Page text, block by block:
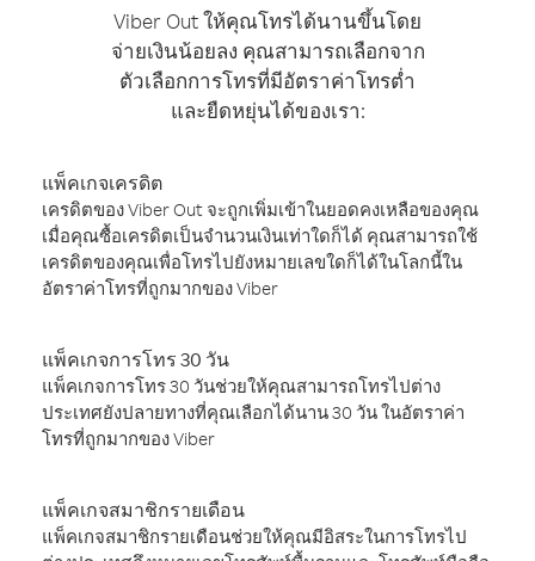
Viber Out ให้คุณโทรได้นานขึ้นโดย
จ่ายเงินน้อยลง คุณสามารถเลือกจาก
ตัวเลือกการโทรที่มีอัตราค่าโทรต่ำ
และยืดหยุ่นได้ของเรา:
แพ็คเกจเครดิต
เครดิตของ Viber Out จะถูกเพิ่มเข้าในยอดคงเหลือของคุณ
เมื่อคุณซื้อเครดิตเป็นจำนวนเงินเท่าใดก็ได้ คุณสามารถใช้
เครดิตของคุณเพื่อโทรไปยังหมายเลขใดก็ได้ในโลกนี้ใน
อัตราค่าโทรที่ถูกมากของ Viber
แพ็คเกจการโทร 30 วัน
แพ็คเกจการโทร 30 วันช่วยให้คุณสามารถโทรไปต่าง
ประเทศยังปลายทางที่คุณเลือกได้นาน 30 วัน ในอัตราค่า
โทรที่ถูกมากของ Viber
แพ็คเกจสมาชิกรายเดือน
แพ็คเกจสมาชิกรายเดือนช่วยให้คุณมีอิสระในการโทรไป